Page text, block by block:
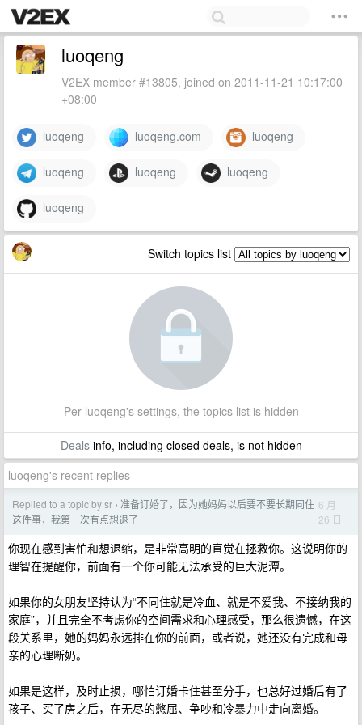
luoqeng
V2EX member #13805, joined on 2011-11-21 10:17:00
+08:00
luoqeng luoqeng.com luoqeng
luoqeng luoqeng luoqeng
luoqeng
Switch topics list
Per luoqeng's settings, the topics list is hidden
Dealsinfo, including closed deals, is not hidden
luoqeng's recent replies
Replied to a topic by sr › 准备订婚了，因为她妈妈以后要不要长期同住
这件事，我第一次有点想退了
6 月
26 日
你现在感到害怕和想退缩，是非常高明的直觉在拯救你。这说明你的
理智在提醒你，前面有一个你可能无法承受的巨大泥潭。
如果你的女朋友坚持认为“不同住就是冷血、就是不爱我、不接纳我的
家庭”，并且完全不考虑你的空间需求和心理感受，那么很遗憾，在这
段关系里，她的妈妈永远排在你的前面，或者说，她还没有完成和母
亲的心理断奶。
如果是这样，及时止损，哪怕订婚卡住甚至分手，也总好过婚后有了
孩子、买了房之后，在无尽的憋屈、争吵和冷暴力中走向离婚。